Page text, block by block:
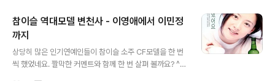
참이슬 역대모델 변천사 - 이영애에서 이민정
까지
상당히 많은 인기연예인들이 참이슬 소주 CF모델을 한 번
씩 했었네요. 짤막한 커멘트와 함께 한 번 살펴 볼까요? ^^